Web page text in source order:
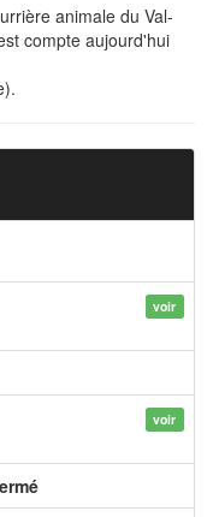
animale du Val-
compte aujourd'hui
voir
voir